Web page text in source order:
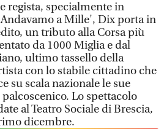
regista, specialmente in
a Mille', Dix porta in
un tributo alla Corsa più
da 1000 Miglia e dal
ultimo tassello della
con lo stabile cittadino che
su scala nazionale le sue
Lo spettacolo
al Teatro Sociale di Brescia,
dicembre.